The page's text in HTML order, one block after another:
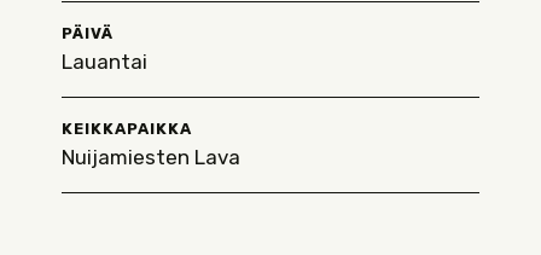
PÄIVÄ
Lauantai
KEIKKAPAIKKA
Nuijamiesten Lava